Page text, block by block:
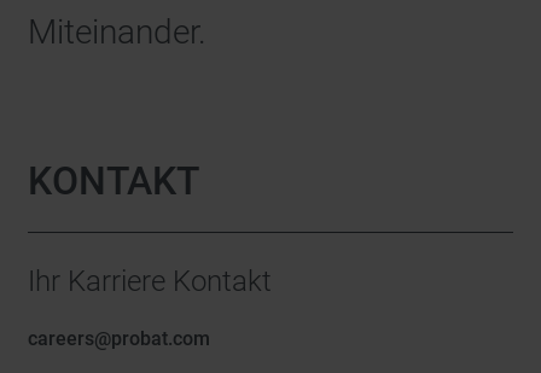
Miteinander.
KONTAKT
Ihr Karriere Kontakt
careers@probat.com